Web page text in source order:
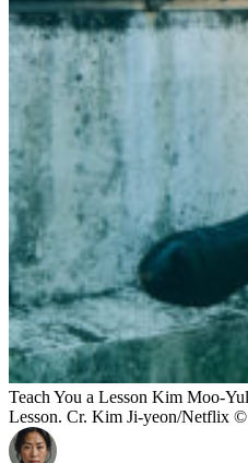
Teach You a Lesson Kim Moo-
Lesson. Cr. Kim Ji-yeon/Netflix